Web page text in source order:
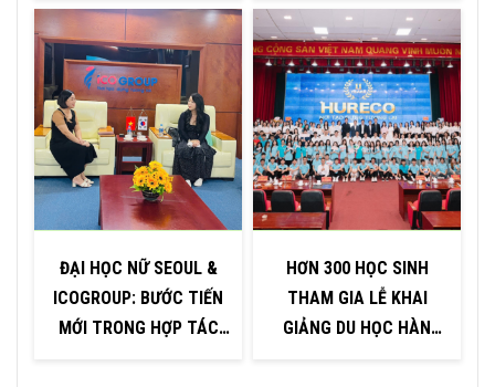
ĐẠI HỌC NỮ SEOUL &
ICOGROUP: BƯỚC TIẾN
MỚI TRONG HỢP TÁC
QUỐC
HƠN 300 HỌC SINH
THAM GIA LỄ KHAI
GIẢNG DU HỌC HÀN